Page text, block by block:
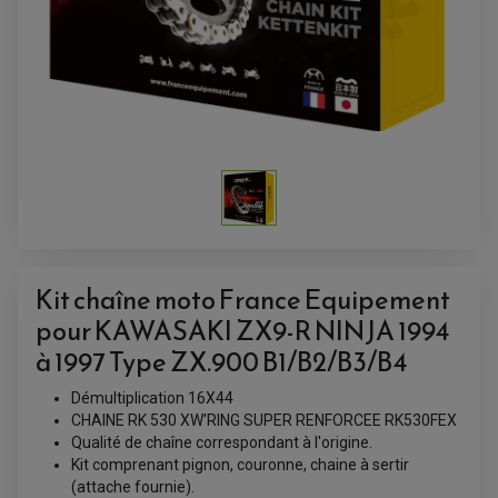
ACCESSOIRES QUAD
ACCESSOIRES ANODISES POUR QUAD
BOUCHON DE RÉSERVOIR QUAD
GUIDON QUAD
KIT DÉCO QUAD / SSV
KIT POIGNÉE DE GAZ QUAD
POIGNÉE QUAD
PONTETS / REHAUSSES DE GUIDON
REPOSE PIED QUAD
Kit chaîne moto France Equipement
pour KAWASAKI ZX9-R NINJA 1994
à 1997 Type ZX.900 B1/B2/B3/B4
Démultiplication 16X44
CHAINE RK 530 XW'RING SUPER RENFORCEE RK530FEX
Qualité de chaîne correspondant à l'origine.
Kit comprenant pignon, couronne, chaine à sertir
(attache fournie).